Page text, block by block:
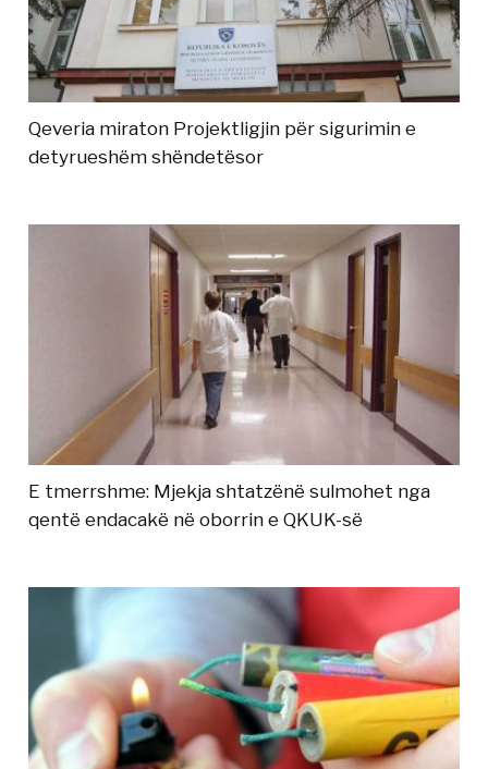
Qeveria miraton Projektligjin për sigurimin e
detyrueshëm shëndetësor
E tmerrshme: Mjekja shtatzënë sulmohet nga
qentë endacakë në oborrin e QKUK-së